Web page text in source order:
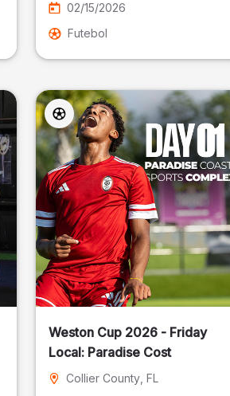
02/15/2026
Futebol
Weston Cup 2026 - Friday
Local: Paradise Cost
Collier County, FL